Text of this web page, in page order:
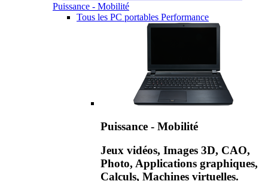
Puissance - Mobilité
Tous les PC portables Performance
Puissance - Mobilité
Jeux vidéos, Images 3D, CAO,
Photo, Applications graphiques,
Calculs, Machines virtuelles.